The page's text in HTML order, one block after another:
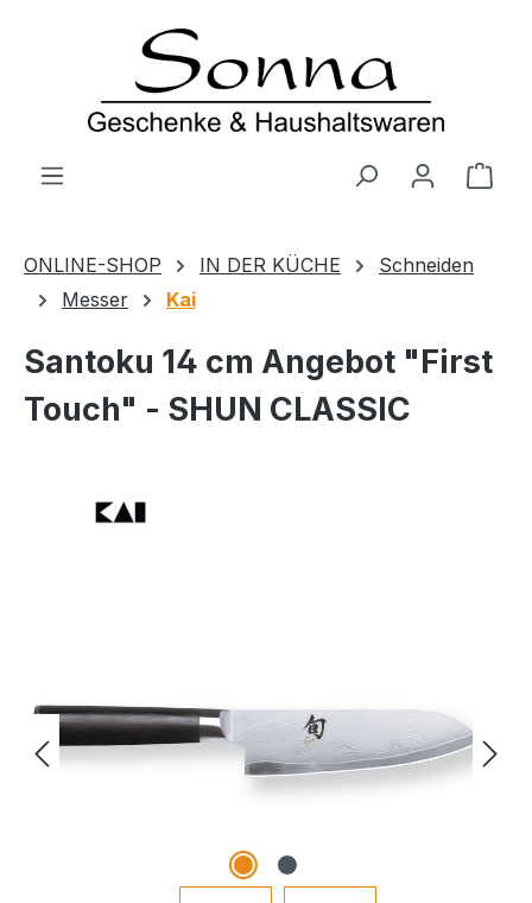
Zum Hauptinhalt springen
ONLINE-SHOP IN DER KÜCHE
Schneiden
Messer
Kai
Santoku 14 cm Angebot "First
Touch" - SHUN CLASSIC